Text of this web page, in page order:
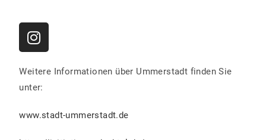
Weitere Informationen über Ummerstadt finden Sie
unter:
www.stadt-ummerstadt.de